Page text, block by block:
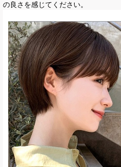
の良さを感じてください。